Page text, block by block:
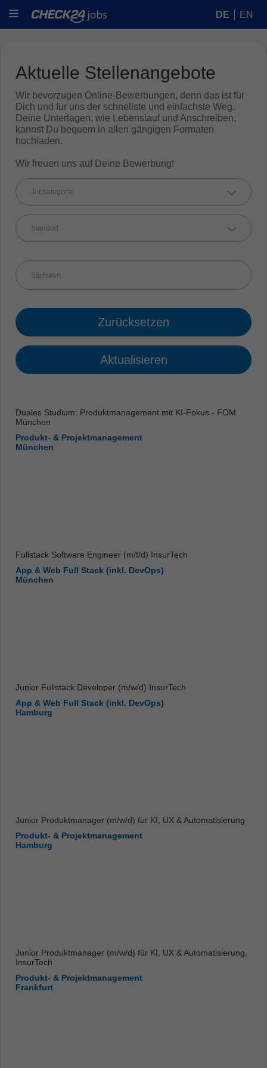
DE EN
Aktuelle Stellenangebote
Wir bevorzugen Online-Bewerbungen, denn das ist für
Dich und für uns der schnellste und einfachste Weg.
Deine Unterlagen, wie Lebenslauf und Anschreiben,
kannst Du bequem in allen gängigen Formaten
hochladen.
Wir freuen uns auf Deine Bewerbung!
Jobkategorie
Standort
Zurücksetzen
Aktualisieren
Duales Studium: Produktmanagement mit KI-Fokus - FOM
München
Produkt- & Projektmanagement
München
Fullstack Software Engineer (m/f/d) InsurTech
App & Web Full Stack (inkl. DevOps)
München
Junior Fullstack Developer (m/w/d) InsurTech
App & Web Full Stack (inkl. DevOps)
Hamburg
Junior Produktmanager (m/w/d) für KI, UX & Automatisierung
Produkt- & Projektmanagement
Hamburg
Junior Produktmanager (m/w/d) für KI, UX & Automatisierung,
InsurTech
Produkt- & Projektmanagement
Frankfurt